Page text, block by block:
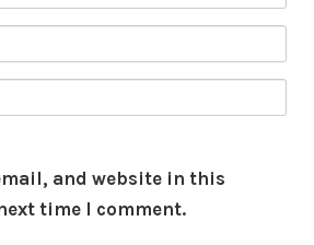
and website in this
time I comment.